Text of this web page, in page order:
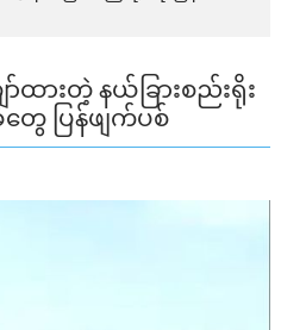
းတဲ့ နယ်ခြားစည်းရိုး
ပြန်ဖျက်ပစ်